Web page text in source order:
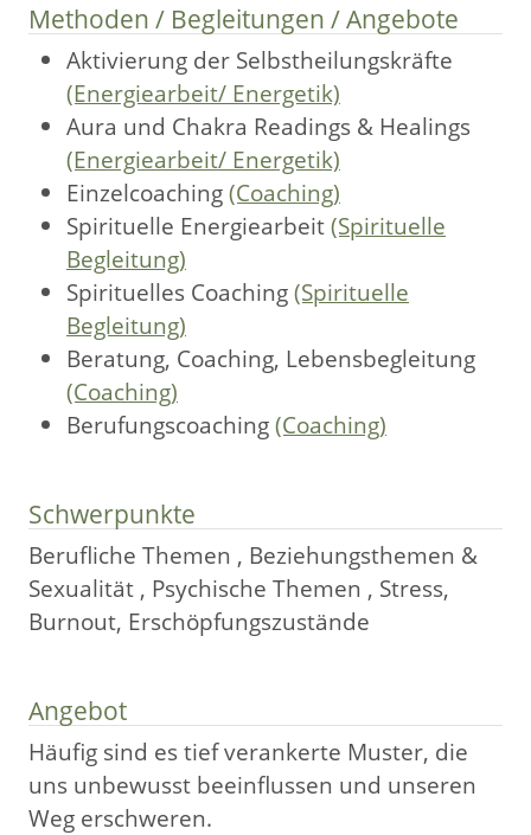
Methoden / Begleitungen / Angebote
Aktivierung der Selbstheilungskräfte
(Energiearbeit/ Energetik)
Aura und Chakra Readings & Healings
(Energiearbeit/ Energetik)
Einzelcoaching(Coaching)
Spirituelle Energiearbeit(Spirituelle
Begleitung)
Spirituelles Coaching(Spirituelle
Begleitung)
Beratung, Coaching, Lebensbegleitung
(Coaching)
Berufungscoaching(Coaching)
Schwerpunkte
Berufliche Themen , Beziehungsthemen &
Sexualität , Psychische Themen , Stress,
Burnout, Erschöpfungszustände
Angebot
Häufig sind es tief verankerte Muster, die
uns unbewusst beeinflussen und unseren
Weg erschweren.